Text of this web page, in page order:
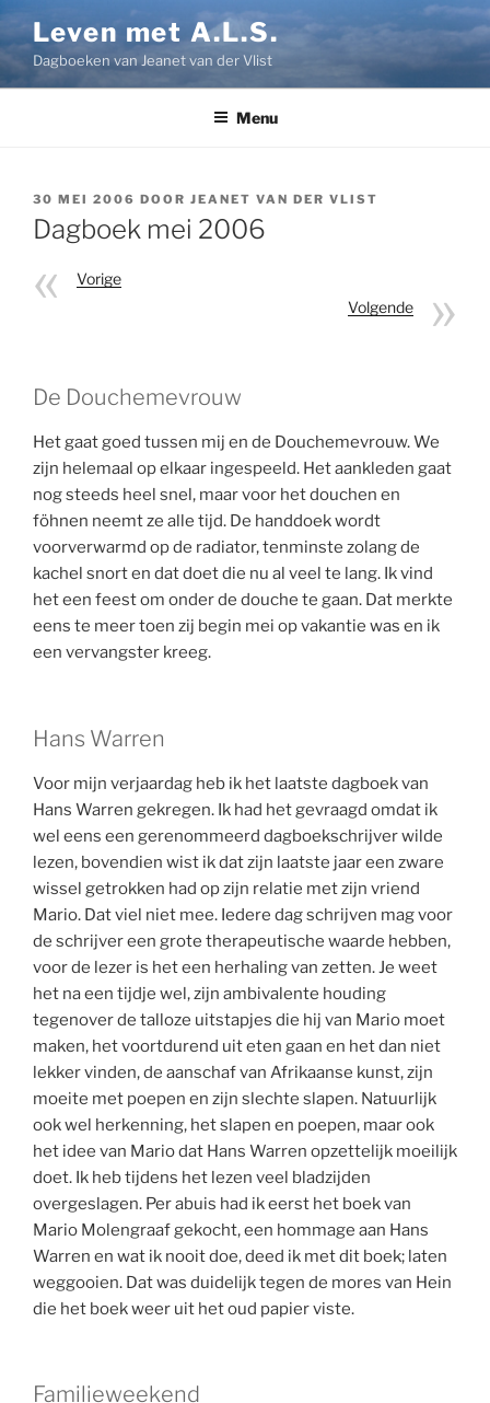
Ga
naar
de
inhoud
Leven met A.L.S.
Dagboeken van Jeanet van der Vlist
Menu
GEPLAATST
OP
30 MEI 2006 DOOR JEANET VAN DER VLIST
Dagboek mei 2006
Vorige
Volgende
De Douchemevrouw
Het gaat goed tussen mij en de Douchemevrouw. We
zijn helemaal op elkaar ingespeeld. Het aankleden gaat
nog steeds heel snel, maar voor het douchen en
föhnen neemt ze alle tijd. De handdoek wordt
voorverwarmd op de radiator, tenminste zolang de
kachel snort en dat doet die nu al veel te lang. Ik vind
het een feest om onder de douche te gaan. Dat merkte
eens te meer toen zij begin mei op vakantie was en ik
een vervangster kreeg.
Hans Warren
Voor mijn verjaardag heb ik het laatste dagboek van
Hans Warren gekregen. Ik had het gevraagd omdat ik
wel eens een gerenommeerd dagboekschrijver wilde
lezen, bovendien wist ik dat zijn laatste jaar een zware
wissel getrokken had op zijn relatie met zijn vriend
Mario. Dat viel niet mee. Iedere dag schrijven mag voor
de schrijver een grote therapeutische waarde hebben,
voor de lezer is het een herhaling van zetten. Je weet
het na een tijdje wel, zijn ambivalente houding
tegenover de talloze uitstapjes die hij van Mario moet
maken, het voortdurend uit eten gaan en het dan niet
lekker vinden, de aanschaf van Afrikaanse kunst, zijn
moeite met poepen en zijn slechte slapen. Natuurlijk
ook wel herkenning, het slapen en poepen, maar ook
het idee van Mario dat Hans Warren opzettelijk moeilijk
doet. Ik heb tijdens het lezen veel bladzijden
overgeslagen. Per abuis had ik eerst het boek van
Mario Molengraaf gekocht, een hommage aan Hans
Warren en wat ik nooit doe, deed ik met dit boek; laten
weggooien. Dat was duidelijk tegen de mores van Hein
die het boek weer uit het oud papier viste.
Familieweekend